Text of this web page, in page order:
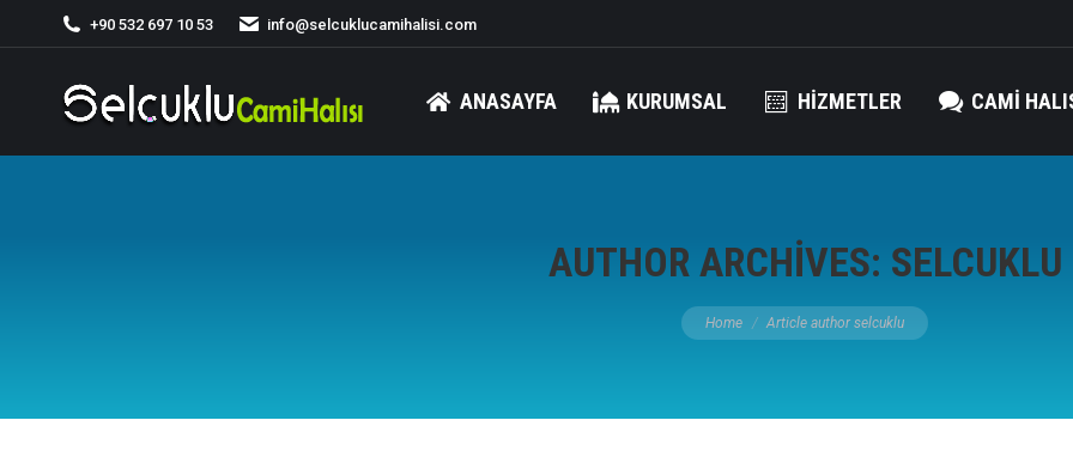
+90 532 697 10 53 info@selcuklucamihalisi.com
ANASAYFA KURUMSAL HIZMETLER CAMI
AUTHOR ARCHIVES: SELCUKLU
You are here:
Home Article author selcuklu